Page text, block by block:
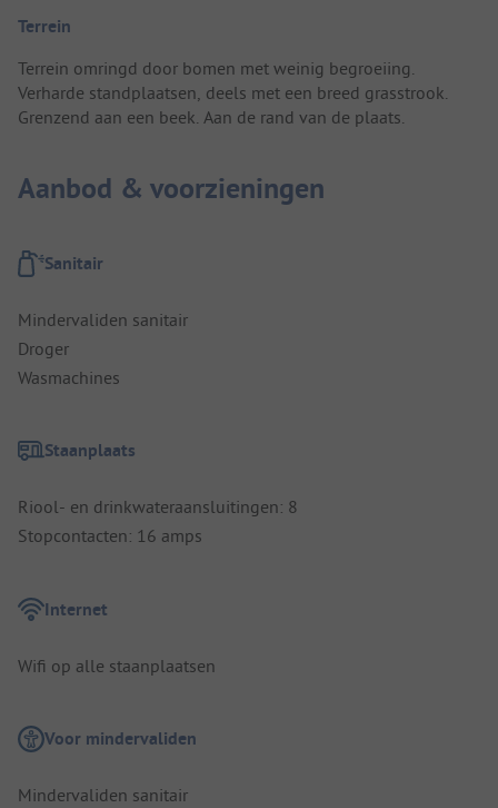
Terrein
Terrein omringd door bomen met weinig begroeiing.
Verharde standplaatsen, deels met een breed grasstrook.
Grenzend aan een beek. Aan de rand van de plaats.
Aanbod & voorzieningen
Sanitair
Mindervaliden sanitair
Droger
Wasmachines
Staanplaats
Riool- en drinkwateraansluitingen: 8
Stopcontacten: 16 amps
Internet
Wifi op alle staanplaatsen
Voor mindervaliden
Mindervaliden sanitair